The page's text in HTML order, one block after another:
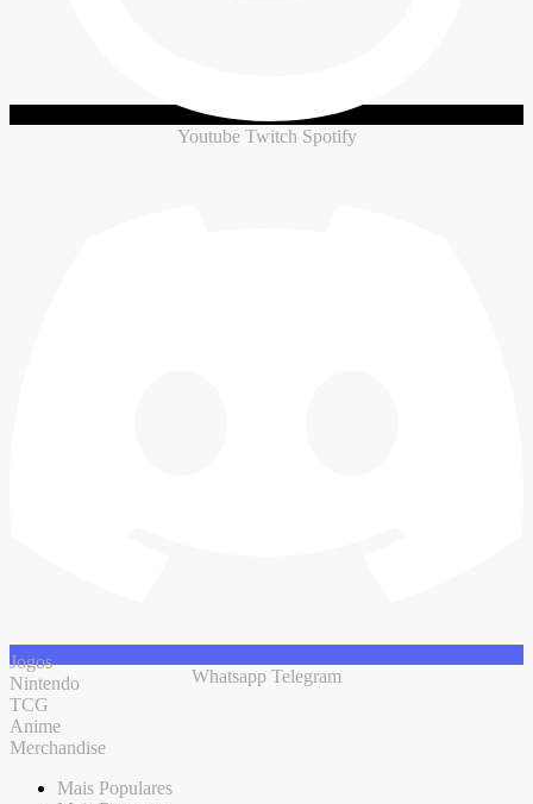
Youtube Twitch Spotify
Whatsapp Telegram
Jogos
Nintendo
TCG
Anime
Merchandise
Mais Populares